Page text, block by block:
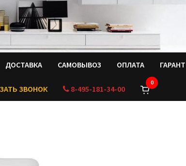
ДОСТАВКА САМОВЫВОЗ ОПЛАТА
ЗВОНОК 8-495-181-34-00
0